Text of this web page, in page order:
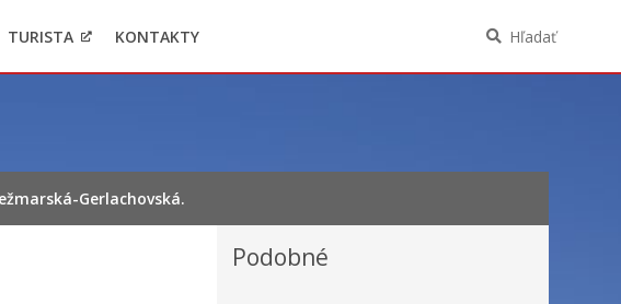
majetkových pomerov verejného funkcionára
mesta Levoča
TURISTA KONTAKTY Hľadať
Gerlachovská.
Podobné